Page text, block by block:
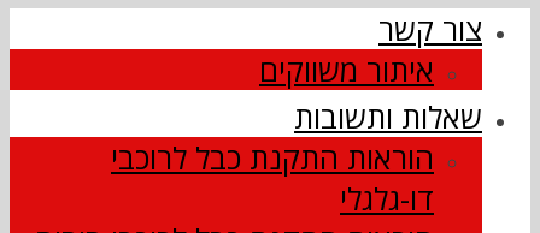
צור קשר
איתור משווקים
שאלות ותשובות
הוראות התקנת כבל לרוכבי
דו-גלגלי